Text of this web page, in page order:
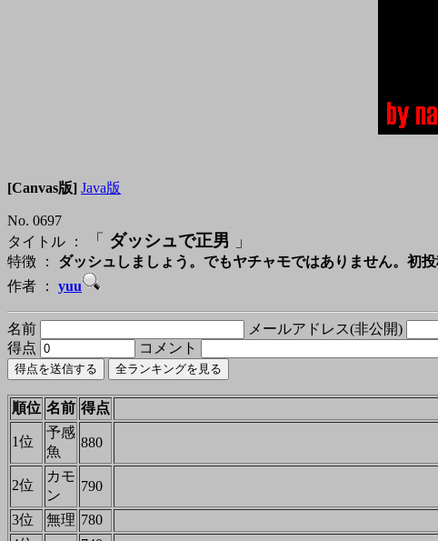
[Canvas版] Java版
No. 0697
タイトル ：
「 ダッシュで正男 」
特徴 ： ダッシュしましょう。でもヤチャモではありません。初投
作者 ： yuu
名前 メールアドレス(非公開)
得点
コメント
順位 名前 得点
1位
予感
魚
880
2位
カモ
ン
790
3位 無理 780